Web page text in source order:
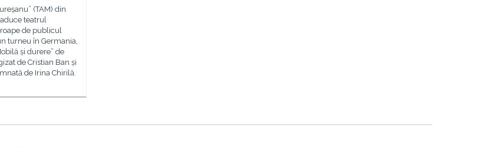
(TAM) din
teatrul
de publicul
turneu în Germania,
și durere” de
de Cristian Ban și
de Irina Chirilă.